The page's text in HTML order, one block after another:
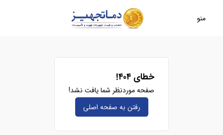
منو
خطای ۴۰۴!
صفحه موردنظر شما یافت نشد!
رفتن به صفحه‌ اصلی